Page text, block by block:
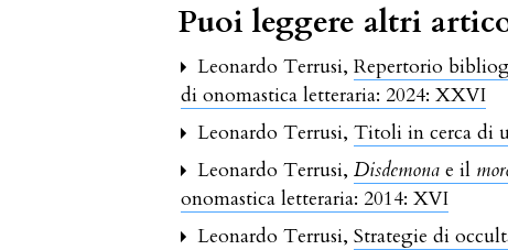
Puoi leggere altri
Leonardo Terrusi,Repertorio
di onomastica letteraria: 2024: XXVI
Leonardo Terrusi,Titoli in cerca di
Leonardo Terrusi,Disdemona e il
onomastica letteraria: 2014: XVI
Leonardo Terrusi,Strategie di